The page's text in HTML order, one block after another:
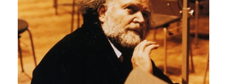
2013
2012
2011
2010